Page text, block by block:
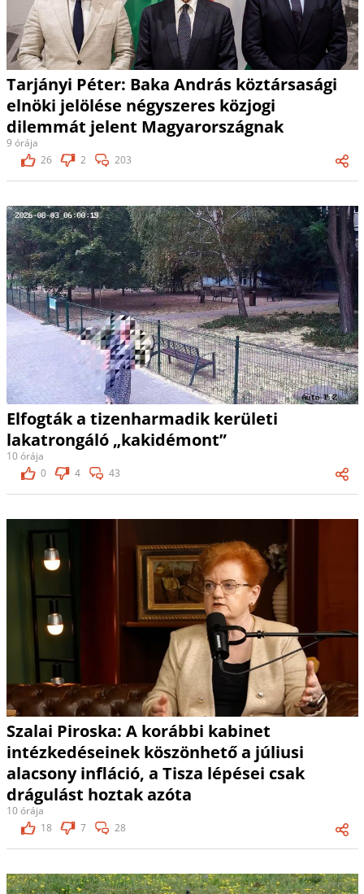
Tarjányi Péter: Baka András köztársasági
elnöki jelölése négyszeres közjogi
dilemmát jelent Magyarországnak
9 órája
26
2 203
Elfogták a tizenharmadik kerületi
lakatrongáló „kakidémont”
10 órája
0
4 43
Szalai Piroska: A korábbi kabinet
intézkedéseinek köszönhető a júliusi
alacsony infláció, a Tisza lépései csak
drágulást hoztak azóta
10 órája
18
7 28